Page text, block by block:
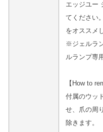
エッジユー
てください
をオススメ
※ジェルラ
ルランプ専
【How to
付属のウッ
せ、爪の周
除きます。